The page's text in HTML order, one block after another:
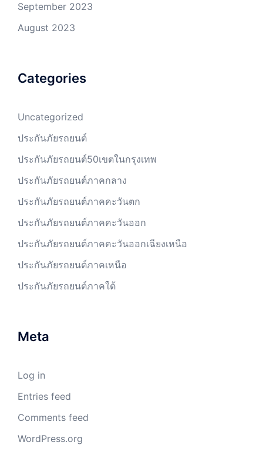
September 2023
August 2023
Categories
Uncategorized
ประกันภัยรถยนต์
ประกันภัยรถยนต์50เขตในกรุงเทพ
ประกันภัยรถยนต์ภาคกลาง
ประกันภัยรถยนต์ภาคคะวันตก
ประกันภัยรถยนต์ภาคคะวันออก
ประกันภัยรถยนต์ภาคคะวันออกเฉียงเหนือ
ประกันภัยรถยนต์ภาคเหนือ
ประกันภัยรถยนต์ภาคใต้
Meta
Log in
Entries feed
Comments feed
WordPress.org